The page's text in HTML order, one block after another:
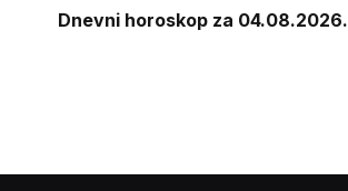
Dnevni horoskop za 04.08.2026.